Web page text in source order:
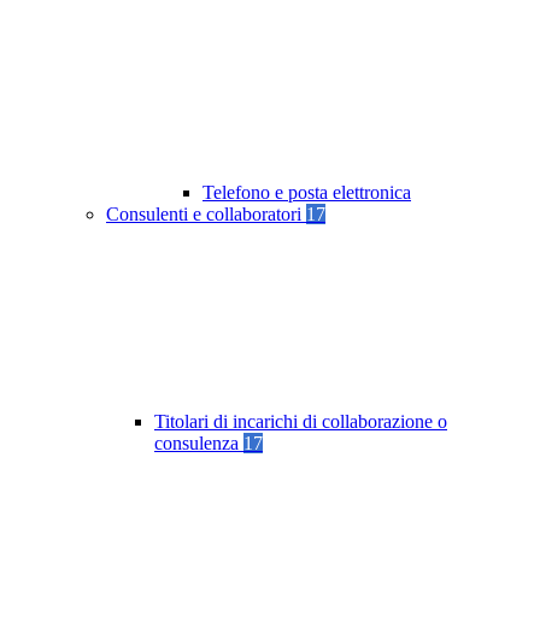
Telefono e posta elettronica
Consulenti e collaboratori 17
Titolari di incarichi di collaborazione o
consulenza 17